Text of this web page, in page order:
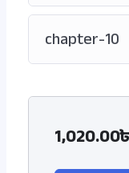
chapter-10
1,020.00৳